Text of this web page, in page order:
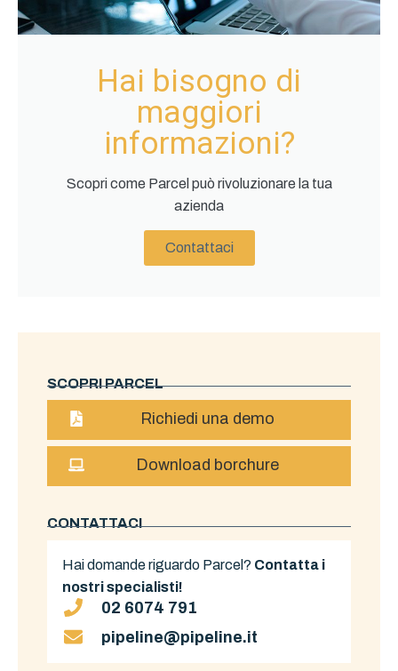
Hai bisogno di
maggiori
informazioni?
Scopri come Parcel può rivoluzionare la tua
azienda
Contattaci
SCOPRI PARCEL
Richiedi una demo
Download borchure
CONTATTACI
Hai domande riguardo Parcel? Contatta i
nostri specialisti!
02 6074 791
pipeline@pipeline.it